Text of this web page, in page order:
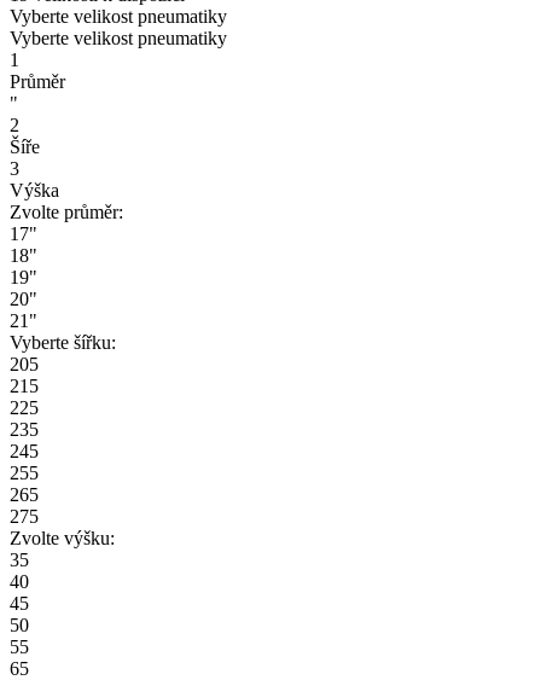
Vyberte velikost pneumatiky
Vyberte velikost pneumatiky
1
Průměr
"
2
Šíře
3
Výška
Zvolte průměr:
17"
18"
19"
20"
21"
Vyberte šířku:
205
215
225
235
245
255
265
275
Zvolte výšku:
35
40
45
50
55
65